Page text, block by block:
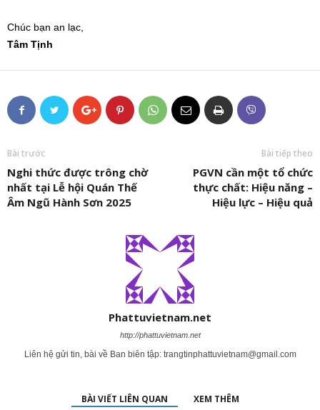
Chúc bạn an lạc,
Tâm Tịnh
Bài trước
Nghi thức được trông chờ
nhất tại Lễ hội Quán Thế
Âm Ngũ Hành Sơn 2025
Bài tiếp theo
PGVN cần một tổ chức
thực chất: Hiệu năng –
Hiệu lực – Hiệu quả
Phattuvietnam.net
http://phattuvietnam.net
Liên hệ gửi tin, bài về Ban biên tập: trangtinphattuvietnam@gmail.com
BÀI VIẾT LIÊN QUAN XEM THÊM